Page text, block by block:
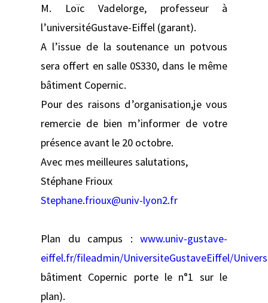
M. Loïc Vadelorge, professeur à
l’universitéGustave-Eiffel (garant).
A l’issue de la soutenance un potvous
sera offert en salle 0S330, dans le même
bâtiment Copernic.
Pour des raisons d’organisation,je vous
remercie de bien m’informer de votre
présence avant le 20 octobre.
Avec mes meilleures salutations,
Stéphane Frioux
Stephane.frioux@univ-lyon2.fr
Plan du campus : www.univ-gustave-
eiffel.fr/fileadmin/UniversiteGustaveEiffel/
bâtiment Copernic porte le n°1 sur le
plan).